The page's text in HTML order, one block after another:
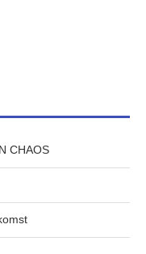
CHAOS